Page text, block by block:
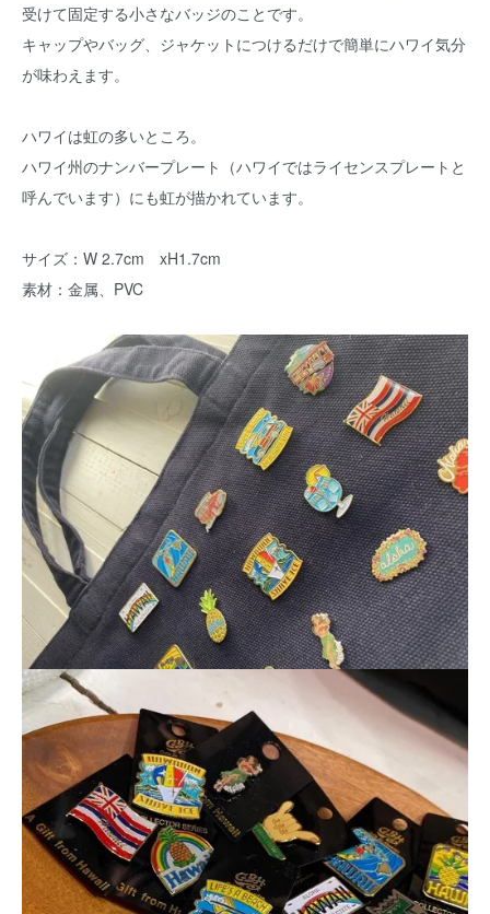
受けて固定する小さなバッジのことです。
キャップやバッグ、ジャケットにつけるだけで簡単にハワイ気分
が味わえます。
ハワイは虹の多いところ。
ハワイ州のナンバープレート（ハワイではライセンスプレートと
呼んでいます）にも虹が描かれています。
サイズ：W 2.7cm xH1.7cm
素材：金属、PVC